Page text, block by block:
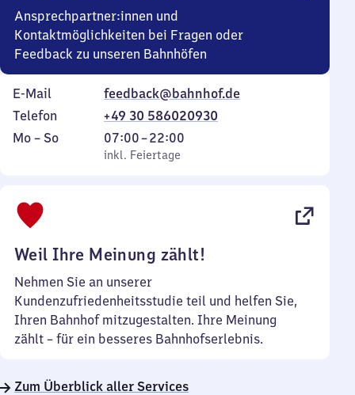
Ansprechpartner:innen und
Kontaktmöglichkeiten bei Fragen oder
Feedback zu unseren Bahnhöfen
E-Mail
feedback@bahnhof.de
Telefon
+49 30 586020930
Montag
Mo – So,
inkl. Feiertage
07:00–22:00
Von
7
inkl. Feiertage
Weil Ihre Meinung zählt!
Nehmen Sie an unserer
Kundenzufriedenheitsstudie teil und helfen Sie,
Ihren Bahnhof mitzugestalten. Ihre Meinung
zählt – für ein besseres Bahnhofserlebnis.
Zum Überblick aller Services